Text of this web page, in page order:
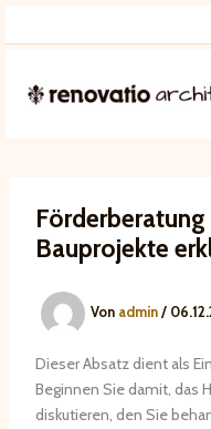
Bauprojekte
Von admin/
Dieser Absatz dient als
Beginnen Sie damit, das
diskutieren, den Sie